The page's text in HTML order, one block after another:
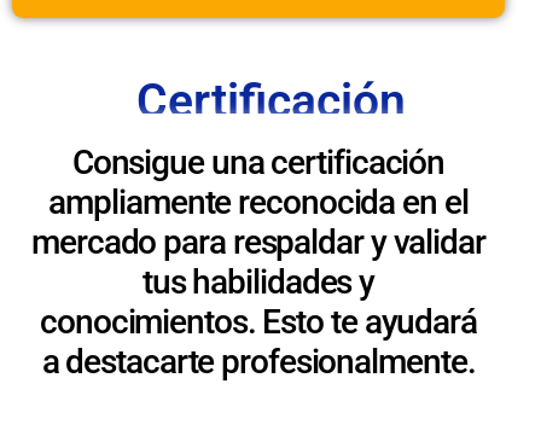
Certificación
Consigue una certificación
ampliamente reconocida en el
mercado para respaldar y validar
tus habilidades y
conocimientos. Esto te ayudará
a destacarte profesionalmente.